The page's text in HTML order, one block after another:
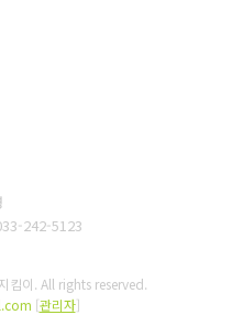
242-5123
이. All rights reserved.
[관리자]